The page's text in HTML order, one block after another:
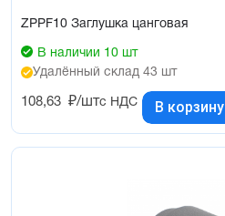
ZPPF10 Заглушка цанговая
В наличии 10 шт
Удалённый склад 43 шт
108,63 ₽/штс НДС В корзину